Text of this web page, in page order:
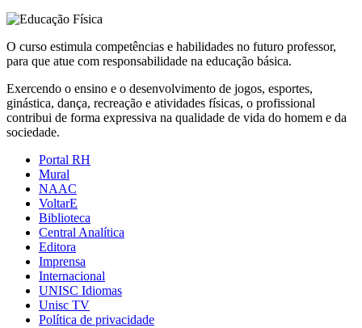
O curso estimula competências e habilidades no futuro professor,
para que atue com responsabilidade na educação básica.
Exercendo o ensino e o desenvolvimento de jogos, esportes,
ginástica, dança, recreação e atividades físicas, o profissional
contribui de forma expressiva na qualidade de vida do homem e da
sociedade.
Portal RH
Mural
NAAC
VoltarE
Biblioteca
Central Analítica
Editora
Imprensa
Internacional
UNISC Idiomas
Unisc TV
Política de privacidade